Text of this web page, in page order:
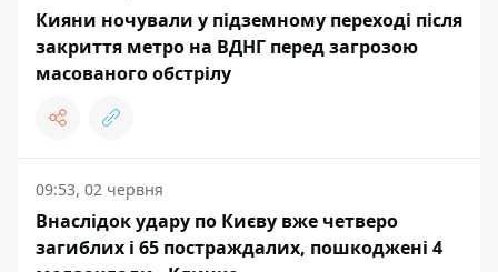
Кияни ночували у підземному переході після
закриття метро на ВДНГ перед загрозою
масованого обстрілу
09:53, 02 червня
Внаслідок удару по Києву вже четверо
загиблих і 65 постраждалих, пошкоджені 4